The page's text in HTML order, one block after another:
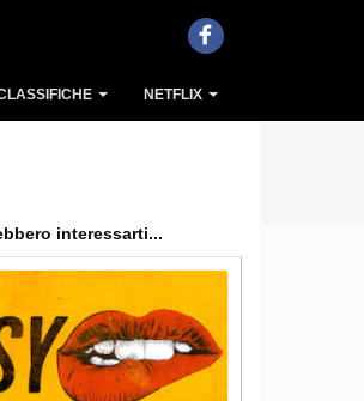
NETFLIX
interessarti...